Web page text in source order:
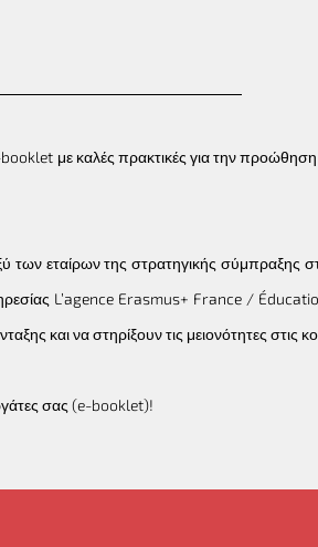
με καλές πρακτικές για την
των εταίρων της στρατηγικής
L’agence Erasmus+ France /
και να στηρίξουν τις μειονότητες στις
σας (e-booklet)!